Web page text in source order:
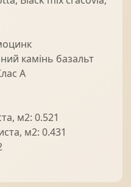
камінь базальт
А
м2: 0.521
м2: 0.431